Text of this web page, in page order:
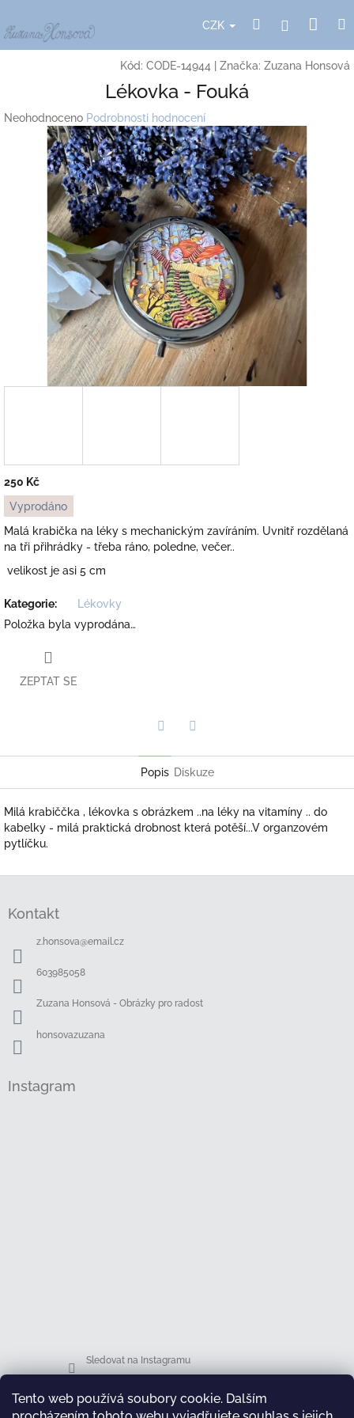
Tento web používá soubory cookie. Dalším
na
obsah
CZK HledatPřihlášení
Kód: CODE-14944 Značka: Zuzana Honsová
Lékovka - Fouká
Průměrné
hodnocení
produktu
hvězdiček.
Neohodnoceno Podrobnosti hodnocení
250 Kč
Měrná
cena:
Vyprodáno
Malá krabička na léky s mechanickým zavíráním. Uvnitř rozdělaná
na tři přihrádky - třeba ráno, poledne, večer..
velikost je asi 5 cm
Kategorie:
Lékovky
Položka byla vyprodána…
ZEPTAT SE
Popis Diskuze
Milá krabiččka , lékovka s obrázkem ..na léky na vitamíny .. do
kabelky - milá praktická drobnost která potěší...V organzovém
pytlíčku.
Kontakt
z.honsova@email.cz
603985058
Zuzana Honsová - Obrázky pro radost
honsovazuzana
Instagram
Sledovat na Instagramu
Facebook